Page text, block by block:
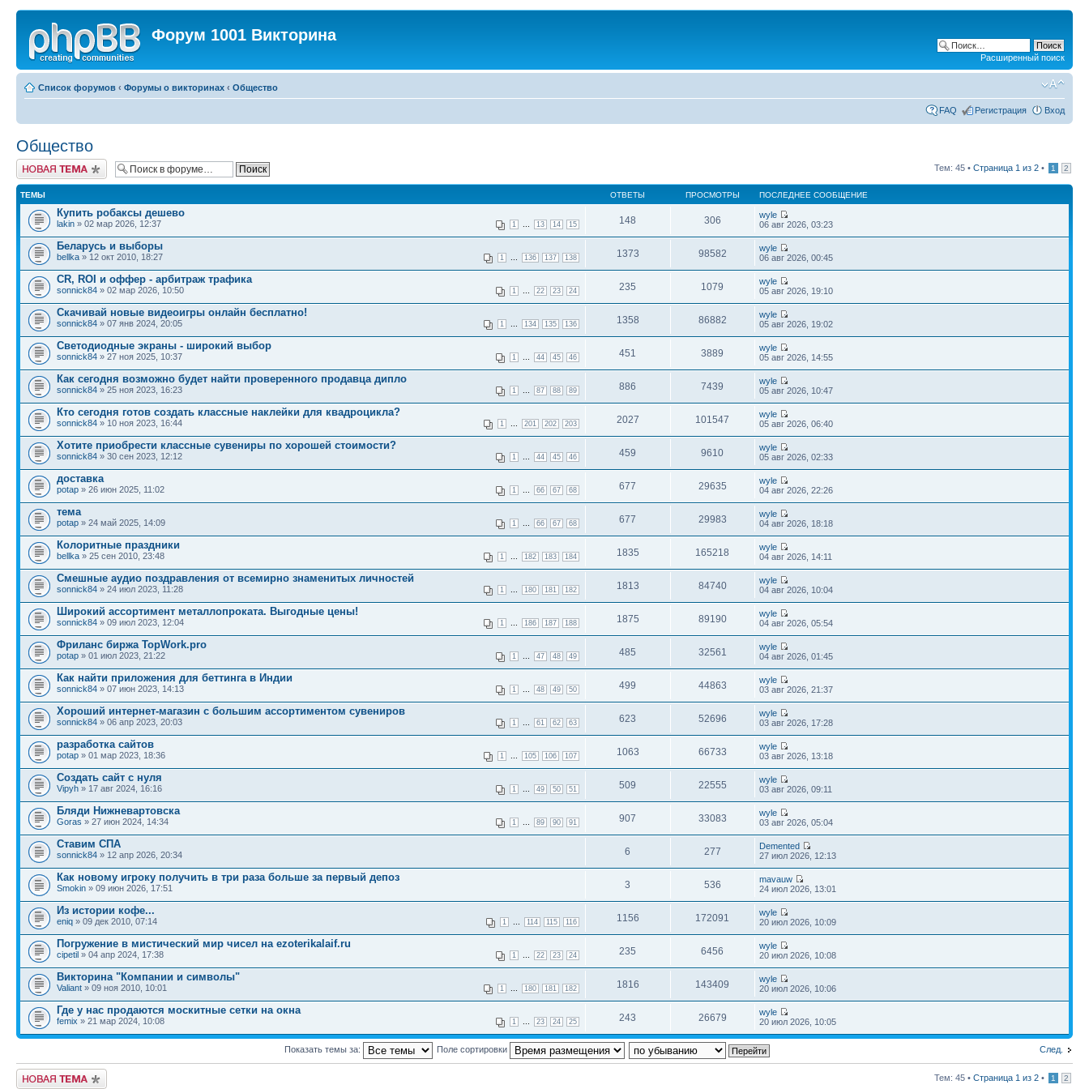
Форум 1001 Викторина
Расширенный поиск
Список форумов ‹ Форумы о викторинах ‹ Общество
FAQ Регистрация Вход
Общество
Новая тема Тем: 45 • Страница 1 из 2 • 1 2
ТЕМЫ ОТВЕТЫ ПРОСМОТРЫ ПОСЛЕДНЕЕ СООБЩЕНИЕ
Купить робаксы дешево
1 13 14 15
lakin » 02 мар 2026, 12:37 148 306
wyle
06 авг 2026, 03:23
Беларусь и выборы
1 136 137 138
bellka » 12 окт 2010, 18:27 1373 98582
wyle
06 авг 2026, 00:45
CR, ROI и оффер - арбитраж трафика
1 22 23 24
sonnick84 » 02 мар 2026, 10:50 235 1079
wyle
05 авг 2026, 19:10
Скачивай новые видеоигры онлайн бесплатно!
1 134 135 136
sonnick84 » 07 янв 2024, 20:05 1358 86882
wyle
05 авг 2026, 19:02
Светодиодные экраны - широкий выбор
1 44 45 46
sonnick84 » 27 ноя 2025, 10:37 451 3889
wyle
05 авг 2026, 14:55
Как сегодня возможно будет найти проверенного продавца дипло
1 87 88 89
sonnick84 » 25 ноя 2023, 16:23 886 7439
wyle
05 авг 2026, 10:47
Кто сегодня готов создать классные наклейки для квадроцикла?
1 201 202 203
sonnick84 » 10 ноя 2023, 16:44 2027 101547
wyle
05 авг 2026, 06:40
Хотите приобрести классные сувениры по хорошей стоимости?
1 44 45 46
sonnick84 » 30 сен 2023, 12:12 459 9610
wyle
05 авг 2026, 02:33
доставка
1 66 67 68
potap » 26 июн 2025, 11:02 677 29635
wyle
04 авг 2026, 22:26
тема
1 66 67 68
potap » 24 май 2025, 14:09 677 29983
wyle
04 авг 2026, 18:18
Колоритные праздники
1 182 183 184
bellka » 25 сен 2010, 23:48 1835 165218
wyle
04 авг 2026, 14:11
Смешные аудио поздравления от всемирно знаменитых личностей
1 180 181 182
sonnick84 » 24 июл 2023, 11:28 1813 84740
wyle
04 авг 2026, 10:04
Широкий ассортимент металлопроката. Выгодные цены!
1 186 187 188
sonnick84 » 09 июл 2023, 12:04 1875 89190
wyle
04 авг 2026, 05:54
Фриланс биржа TopWork.pro
1 47 48 49
potap » 01 июл 2023, 21:22 485 32561
wyle
04 авг 2026, 01:45
Как найти приложения для беттинга в Индии
1 48 49 50
sonnick84 » 07 июн 2023, 14:13 499 44863
wyle
03 авг 2026, 21:37
Хороший интернет-магазин с большим ассортиментом сувениров
1 61 62 63
sonnick84 » 06 апр 2023, 20:03 623 52696
wyle
03 авг 2026, 17:28
разработка сайтов
1 105 106 107
potap » 01 мар 2023, 18:36 1063 66733
wyle
03 авг 2026, 13:18
Создать сайт с нуля
1 49 50 51
Vipyh » 17 авг 2024, 16:16 509 22555
wyle
03 авг 2026, 09:11
Бляди Нижневартовска
1 89 90 91
Goras » 27 июн 2024, 14:34 907 33083
wyle
03 авг 2026, 05:04
Ставим СПА
sonnick84 » 12 апр 2026, 20:34 6 277
Demented
27 июл 2026, 12:13
Как новому игроку получить в три раза больше за первый депоз
Smokin » 09 июн 2026, 17:51 3 536
mavauw
24 июл 2026, 13:01
Из истории кофе...
1 114 115 116
eniq » 09 дек 2010, 07:14 1156 172091
wyle
20 июл 2026, 10:09
Погружение в мистический мир чисел на ezoterikalaif.ru
1 22 23 24
cipetil » 04 апр 2024, 17:38 235 6456
wyle
20 июл 2026, 10:08
Викторина "Компании и символы"
1 180 181 182
Valiant » 09 ноя 2010, 10:01 1816 143409
wyle
20 июл 2026, 10:06
Где у нас продаются москитные сетки на окна
1 23 24 25
femix » 21 мар 2024, 10:08 243 26679
wyle
20 июл 2026, 10:05
След.
Показать темы за: Поле сортировки
Новая тема Тем: 45 • Страница 1 из 2 • 1 2